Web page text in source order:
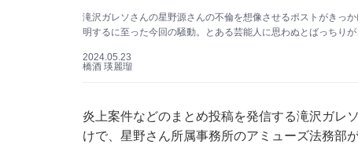
滝沢ガレソさんの星野源さんの不倫を想像させるポストがきっ
明するに至った今回の騒動。とある芸能人に思わぬとばっちり
2024.05.23
橋酒 瑛麗瑠
炎上案件などのまとめ投稿を発信する滝沢ガレ
けで、星野さん所属事務所のアミューズ法務部